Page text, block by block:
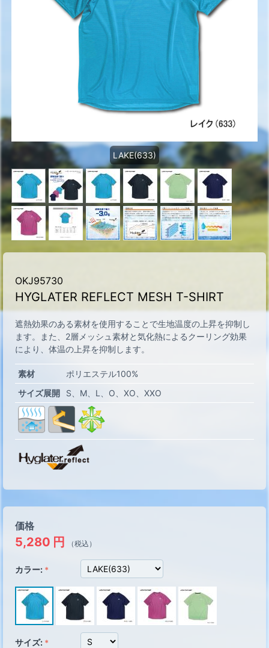
LAKE(633)
OKJ95730
HYGLATER REFLECT MESH T-SHIRT
遮熱効果のある素材を使用することで生地温度の上昇を抑制し
ます。また、2層メッシュ素材と気化熱によるクーリング効果
により、体温の上昇を抑制します。
素材
ポリエステル100%
サイズ展開
S M L O XO XXO
価格
5,280 円 （税込）
カラー:
サイズ: